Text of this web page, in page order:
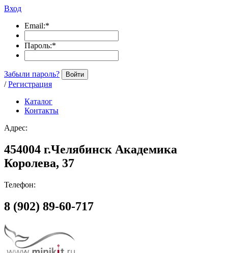
Вход
Email:*
Пароль:*
Забыли пароль? Войти
/ Регистрация
Каталог
Контакты
Адрес:
454004 г.Челябинск Академика
Королева, 37
Телефон:
8 (902) 89-60-717